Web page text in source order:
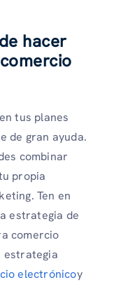
hacer
tus planes
de gran ayuda.
combinar
propia
Ten en
estrategia de
comercio
estrategia
electrónicoy